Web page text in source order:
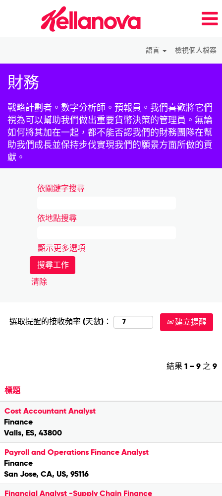
語言 檢視個人檔案
財務
戰略計劃者。數字分析師。預報員。我們喜歡將它們
視為可以幫助我們做出重要貨幣決策的管理員。無論
如何將其加在一起，都不能否認我們的財務團隊在幫
助我們成長並保持步伐實現我們的願景方面所做的貢
獻。
依關鍵字搜尋
依地點搜尋
顯示更多選項
清除
選取提醒的接收頻率 (天數)： 建立提醒
結果 1 – 9 之 9
標題
Cost Accountant Analyst
Finance
Valls, ES, 43800
Payroll and Operations Finance Analyst
Finance
San Jose, CA, US, 95116
Financial Analyst -Supply Chain Finance